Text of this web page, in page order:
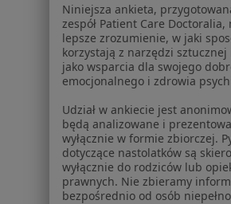
Dostępność
O nas
Praca
Partnerzy
Centrum prasowe
Kontakt
Dla pacjentów
Lekarze
Placówki
Niniejsza ankieta,
zespół Patient Care Doctoralia,
lepsze zrozumienie, w jaki
korzystają z narzędzi
jako wsparcia dla swojego
emocjonalnego i zdrowia
Udział w ankiecie jest
będą analizowane i
wyłącznie w formie zbiorczej.
dotyczące nastolatków są
wyłącznie do rodziców lub
prawnych. Nie zbieramy
bezpośrednio od osób